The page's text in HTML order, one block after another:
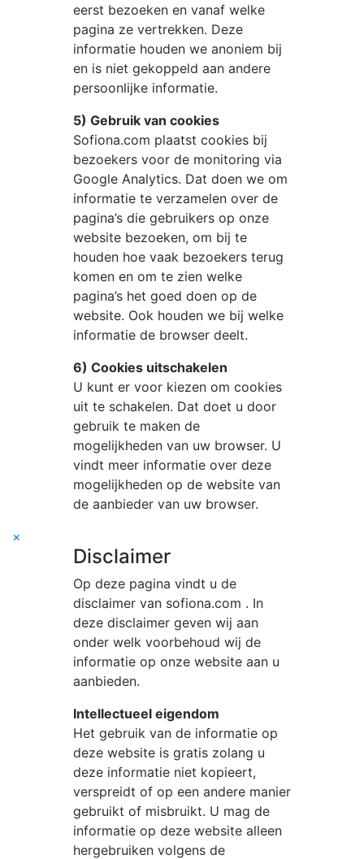
eerst bezoeken en vanaf welke
pagina ze vertrekken. Deze
informatie houden we anoniem bij
en is niet gekoppeld aan andere
persoonlijke informatie.
5) Gebruik van cookies
Sofiona.com plaatst cookies bij
bezoekers voor de monitoring via
Google Analytics. Dat doen we om
informatie te verzamelen over de
pagina’s die gebruikers op onze
website bezoeken, om bij te
houden hoe vaak bezoekers terug
komen en om te zien welke
pagina’s het goed doen op de
website. Ook houden we bij welke
informatie de browser deelt.
6) Cookies uitschakelen
U kunt er voor kiezen om cookies
uit te schakelen. Dat doet u door
gebruik te maken de
mogelijkheden van uw browser. U
vindt meer informatie over deze
mogelijkheden op de website van
de aanbieder van uw browser.
×
Disclaimer
Op deze pagina vindt u de
disclaimer van sofiona.com . In
deze disclaimer geven wij aan
onder welk voorbehoud wij de
informatie op onze website aan u
aanbieden.
Intellectueel eigendom
Het gebruik van de informatie op
deze website is gratis zolang u
deze informatie niet kopieert,
verspreidt of op een andere manier
gebruikt of misbruikt. U mag de
informatie op deze website alleen
hergebruiken volgens de